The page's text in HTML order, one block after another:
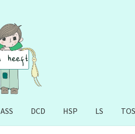
ASS DCD HSP LS TOS